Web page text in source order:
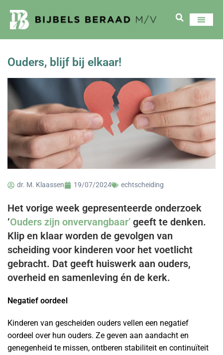
Ouders, blijf bij elkaar!
dr. M. Klaassen 19/07/2024 echtscheiding
Het vorige week gepresenteerde onderzoek
‘Ouders zijn onvervangbaar’ geeft te denken.
Klip en klaar worden de gevolgen van
scheiding voor kinderen voor het voetlicht
gebracht. Dat geeft huiswerk aan ouders,
overheid en samenleving én de kerk.
Negatief oordeel
Kinderen van gescheiden ouders vellen een negatief
oordeel over hun ouders. Ze geven aan aandacht en
genegenheid te missen, ontberen stabiliteit en continuïteit